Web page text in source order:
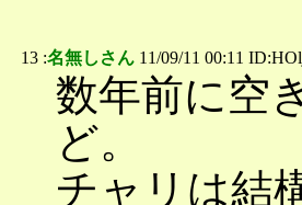
13 :名無しさん 11/09/11 00:11
数年前に空
ど。
チャリは結